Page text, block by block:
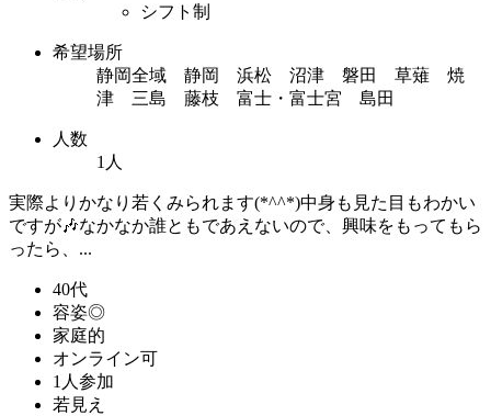
シフト制
希望場所
静岡全域 静岡 浜松 沼津 磐田 草薙 焼
津 三島 藤枝 富士・富士宮 島田
人数
1人
実際よりかなり若くみられます(*^^*)中身も見た目もわかい
ですが🎶なかなか誰ともであえないので、興味をもってもら
ったら、...
40代
容姿◎
家庭的
オンライン可
1人参加
若見え